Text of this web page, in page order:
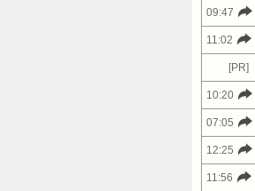
09:47
11:02
[PR]
10:20
07:05
12:25
11:56